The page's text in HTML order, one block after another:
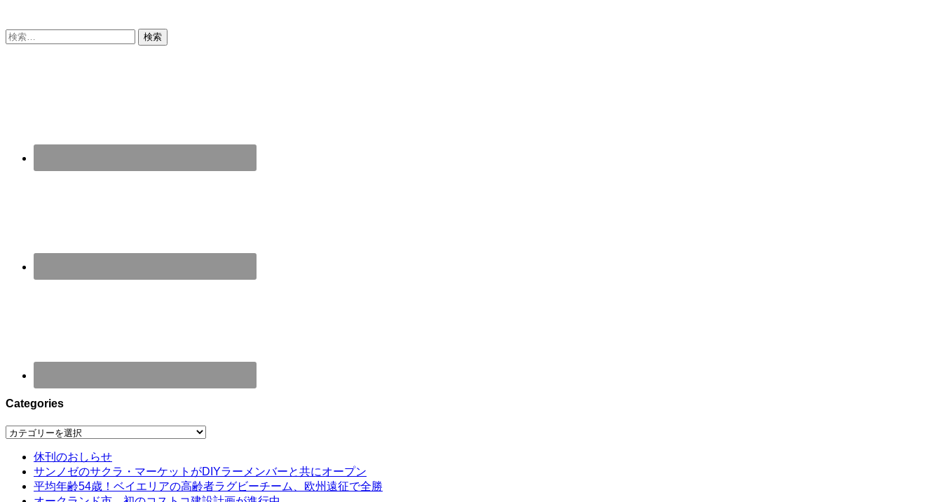
検
Categories
Categories
休刊のおしらせ
サンノゼのサクラ・マーケットがDIYラーメンバーと共にオープン
平均年齢54歳！ベイエリアの高齢者ラグビーチーム、欧州遠征で全勝